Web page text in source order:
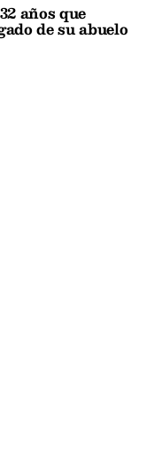
años que
de su abuelo